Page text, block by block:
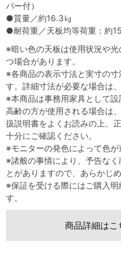
パー付）
●質量／約16.3㎏
●耐荷重／天板均等荷重：約
※暗い色の天板は使用状況や
つ場合があります。
※各商品の表示寸法と実寸の
す。詳細寸法が必要な場合は
※本商品は事務用家具として
高齢の方が使用される場合は
扱説明書をよくお読みの上、
十分にご確認ください。
※モニターの発色によって色が
※諸般の事情により、予告な
とがありますので、あらかじ
※保証を受ける際にはご購入
す。
商品詳細はこ